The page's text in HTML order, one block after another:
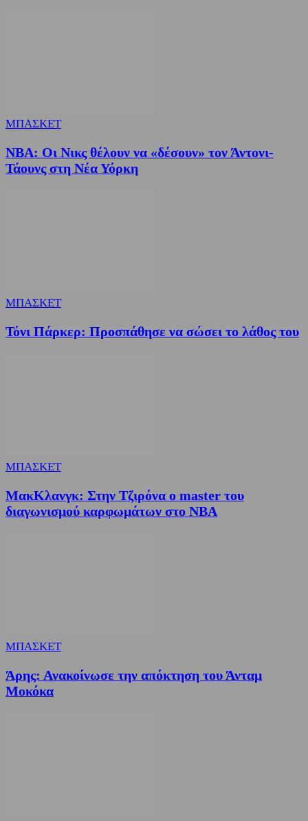
ΜΠΑΣΚΕΤ
NBA: Οι Νικς θέλουν να «δέσουν» τον Άντονι-
Τάουνς στη Νέα Υόρκη
ΜΠΑΣΚΕΤ
Τόνι Πάρκερ: Προσπάθησε να σώσει το λάθος του
ΜΠΑΣΚΕΤ
ΜακΚλανγκ: Στην Τζιρόνα ο master του
διαγωνισμού καρφωμάτων στο ΝΒΑ
ΜΠΑΣΚΕΤ
Άρης: Ανακοίνωσε την απόκτηση του Άνταμ
Μοκόκα